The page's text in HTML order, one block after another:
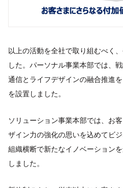
以上の活動を全社で取り組むべく
した。パーソナル事業本部では、
通信とライフデザインの融合推進
を設置しました。
ソリューション事業本部では、お
ザイン力の強化の思いを込めてビ
組織横断で新たなイノベーション
しました。